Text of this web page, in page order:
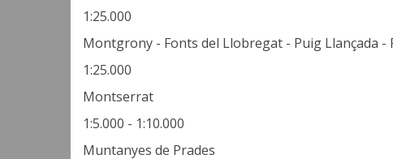
1:25.000
Montgrony - Fonts del Llobregat - Puig Llançada -
1:25.000
Montserrat
1:5.000 - 1:10.000
Muntanyes de Prades